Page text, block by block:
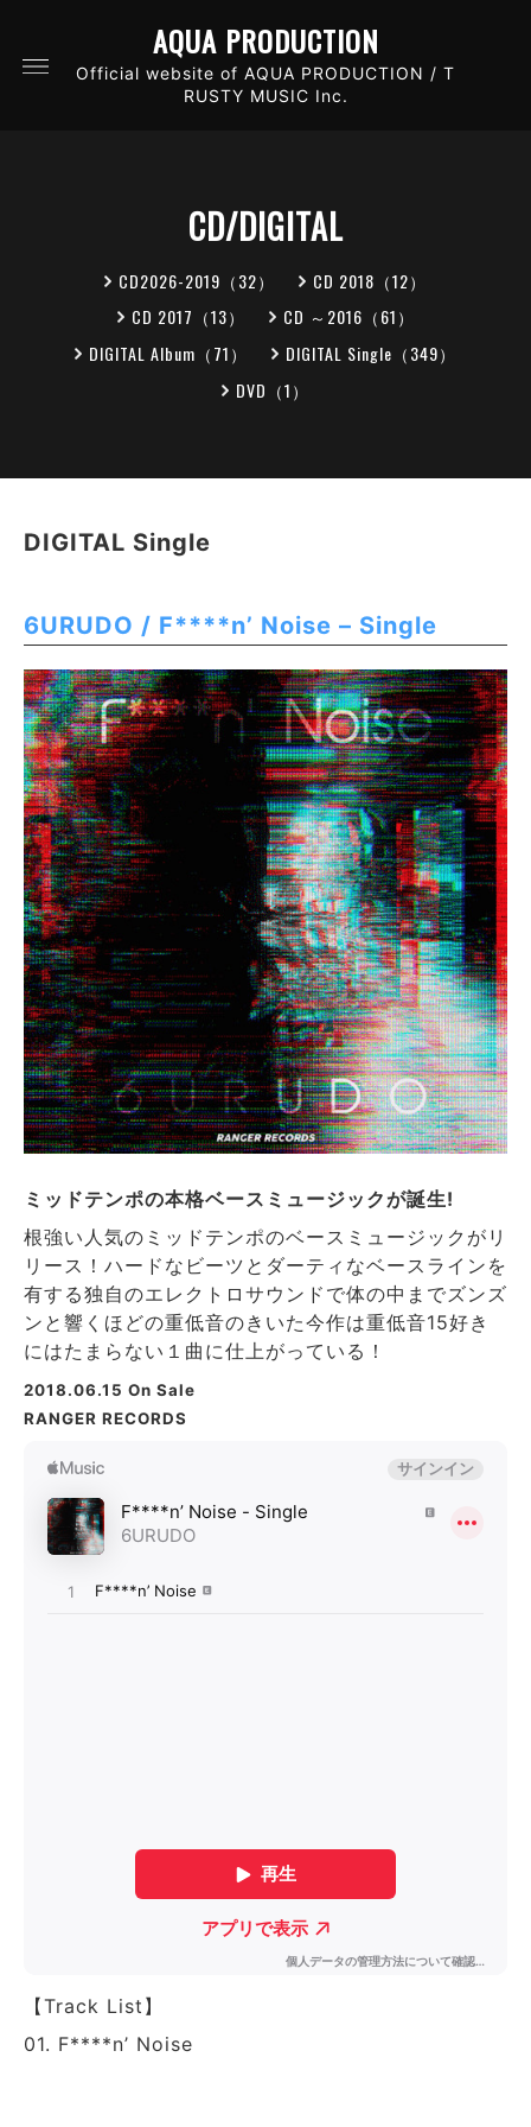
AQUA PRODUCTION
Official website of AQUA PRODUCTION / T
RUSTY MUSIC Inc.
CD/DIGITAL
CD2026-2019（32）
CD 2018（12）
CD 2017（13）
CD ～2016（61）
DIGITAL Album（71）
DIGITAL Single（349）
DVD（1）
DIGITAL Single
6URUDO / F****n’ Noise – Single
ミッドテンポの本格ベースミュージックが誕生!
根強い人気のミッドテンポのベースミュージックがリ
リース！ハードなビーツとダーティなベースラインを
有する独自のエレクトロサウンドで体の中までズンズ
ンと響くほどの重低音のきいた今作は重低音15好き
にはたまらない１曲に仕上がっている！
2018.06.15 On Sale
RANGER RECORDS
【Track List】
01. F****n’ Noise